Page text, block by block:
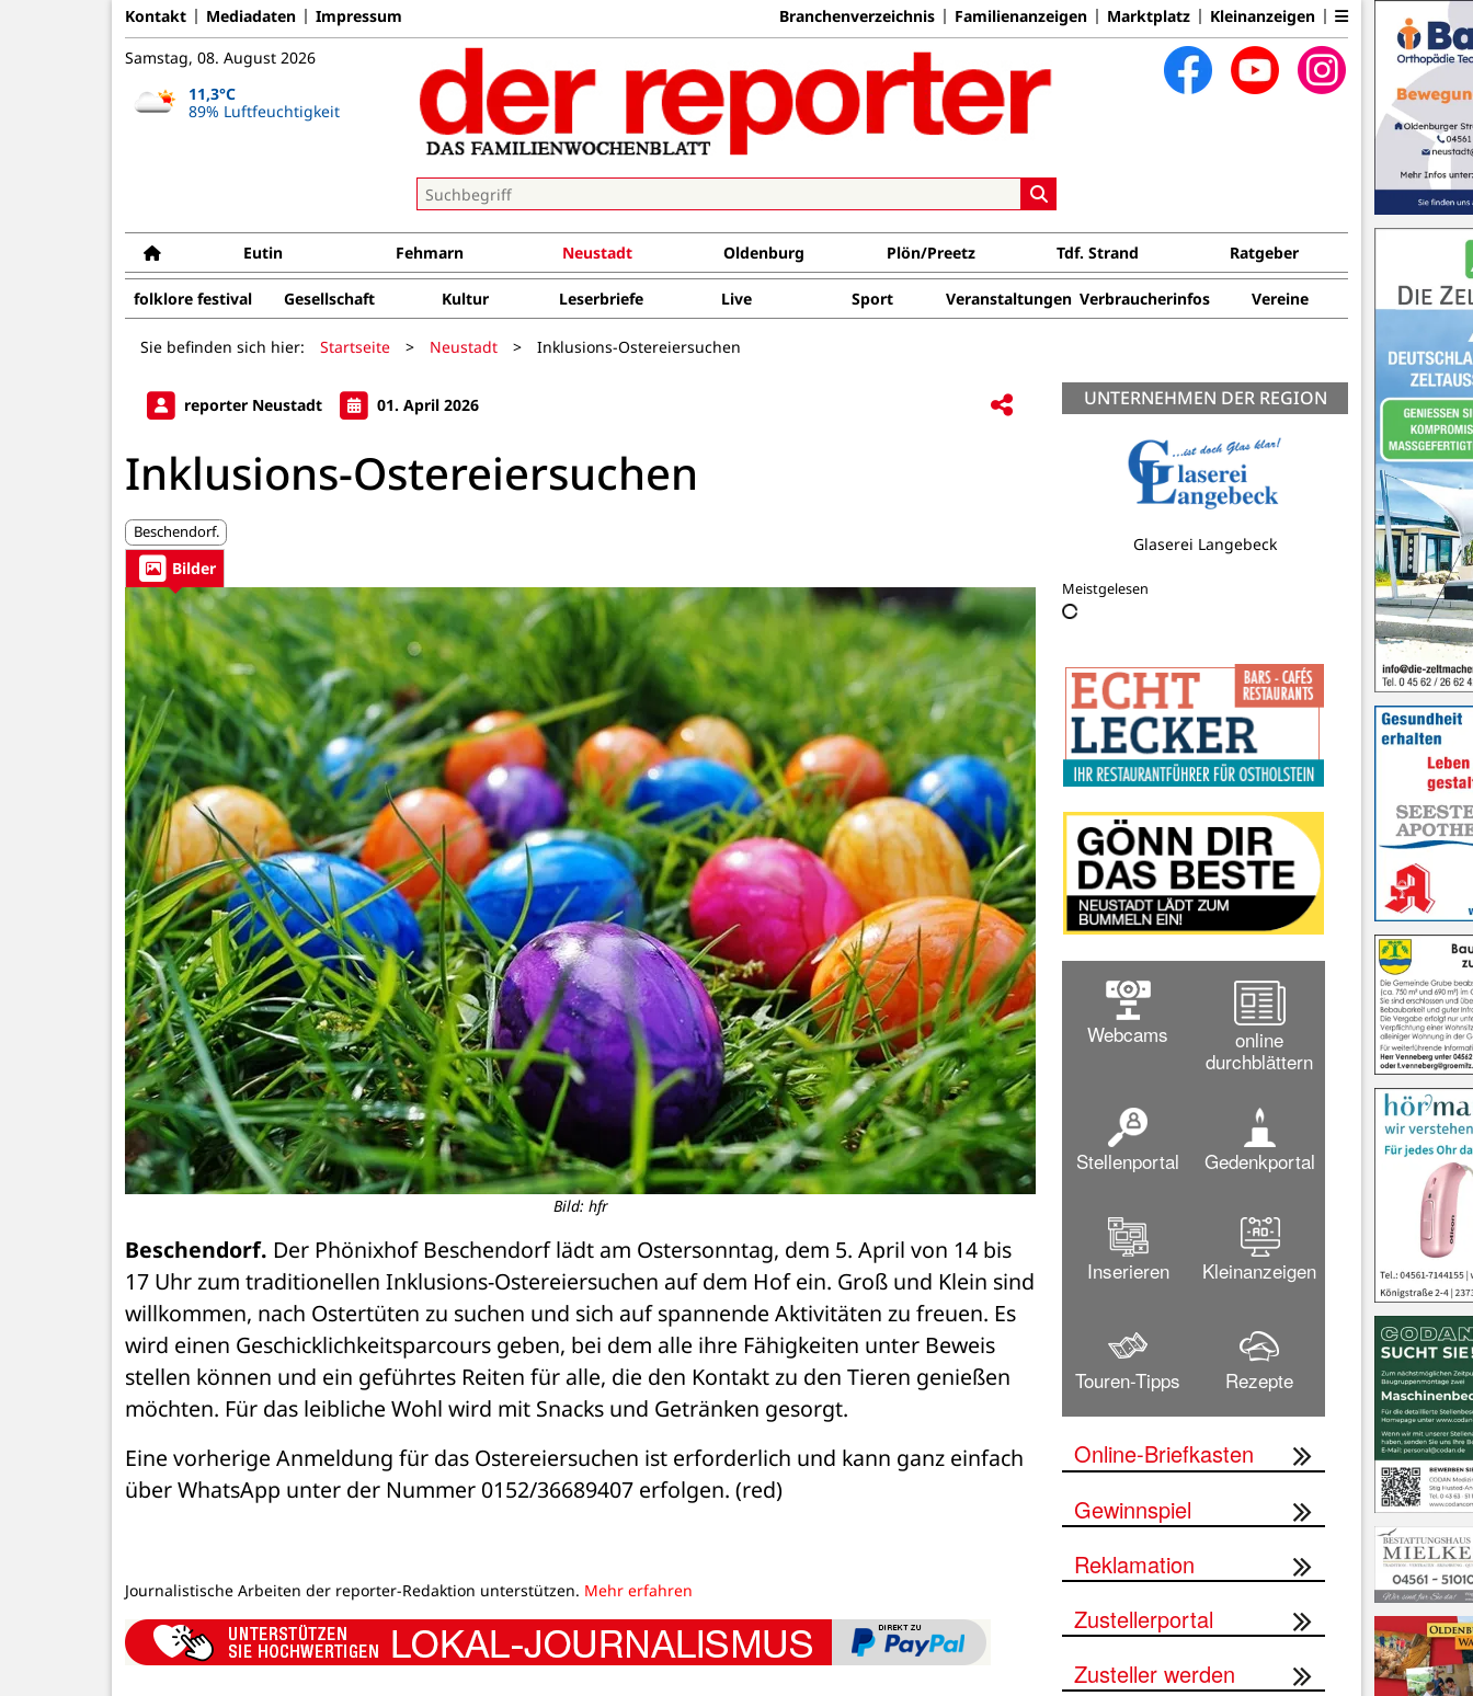
Kontakt Mediadaten Impressum Branchenverzeichnis Familienanzeigen Marktplatz Kleinanzeigen
Samstag, 08. August 2026
11,3°C
89% Luftfeuchtigkeit
Eutin Fehmarn Neustadt Oldenburg Plön/Preetz Tdf. Strand Ratgeber
folklore festival Gesellschaft Kultur Leserbriefe Live Sport Veranstaltungen Verbraucherinfos Vereine
Sie befinden sich hier: Startseite > Neustadt > Inklusions-Ostereiersuchen
reporter Neustadt 01. April 2026
Inklusions-Ostereiersuchen
Beschendorf.
Bilder
Bild: hfr
Beschendorf. Der Phönixhof Beschendorf lädt am Ostersonntag, dem 5. April von 14 bis
17 Uhr zum traditionellen Inklusions-Ostereiersuchen auf dem Hof ein. Groß und Klein sind
willkommen, nach Ostertüten zu suchen und sich auf spannende Aktivitäten zu freuen. Es
wird einen Geschicklichkeitsparcours geben, bei dem alle ihre Fähigkeiten unter Beweis
stellen können und ein geführtes Reiten für alle, die den Kontakt zu den Tieren genießen
möchten. Für das leibliche Wohl wird mit Snacks und Getränken gesorgt.
Eine vorherige Anmeldung für das Ostereiersuchen ist erforderlich und kann ganz einfach
über WhatsApp unter der Nummer 0152/36689407 erfolgen. (red)
Journalistische Arbeiten der reporter-Redaktion unterstützen. Mehr erfahren
UNTERNEHMEN DER REGION
Glaserei Langebeck
Meistgelesen
Webcams
online
durchblättern
Stellenportal Gedenkportal
Inserieren Kleinanzeigen
Touren-Tipps Rezepte
Online-Briefkasten
Gewinnspiel
Reklamation
Zustellerportal
Zusteller werden